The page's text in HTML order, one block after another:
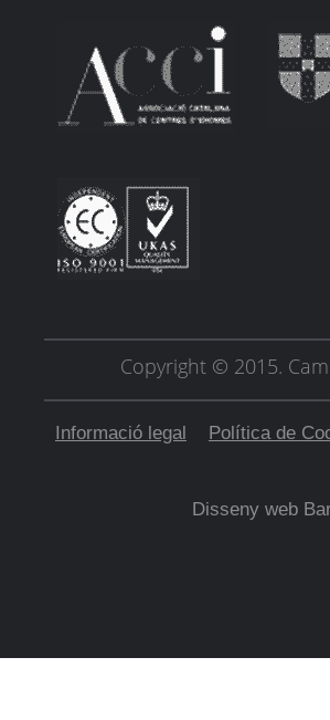
Copyright © 2015.
Informació legal Política de
Disseny web